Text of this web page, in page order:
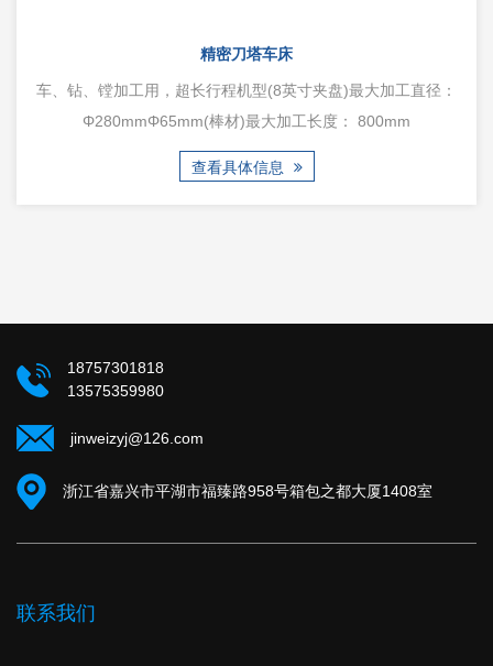
精密刀塔车床
车、钻、镗加工用，超长行程机型(8英寸夹盘)最大加工直径：
Φ280mmΦ65mm(棒材)最大加工长度： 800mm
查看具体信息
18757301818
13575359980
jinweizyj@126.com
浙江省嘉兴市平湖市福臻路958号箱包之都大厦1408室
联系我们